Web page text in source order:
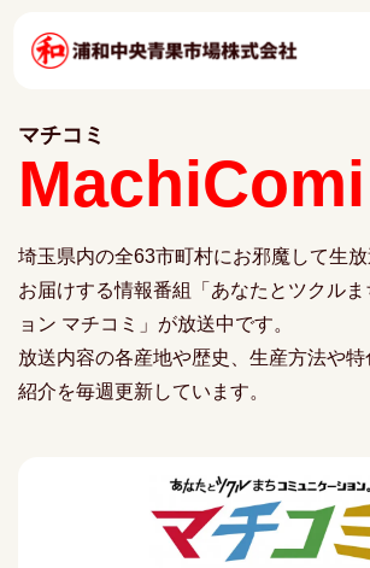
マチコミ
MachiComi
埼玉県内の全63市町村にお邪魔して生
お届けする情報番組「あなたとツクル
ョン マチコミ」が放送中です。
放送内容の各産地や歴史、生産方法や
紹介を毎週更新しています。